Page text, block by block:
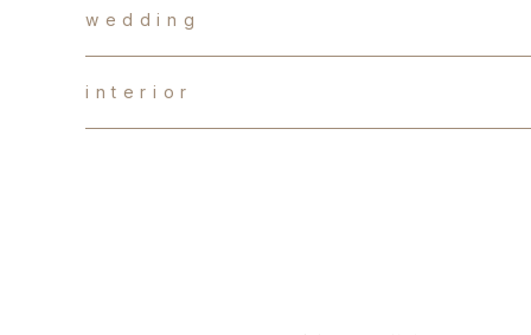
d r y f l o w e r s
か す み 草
b a l l o o n f l o w e r
w e d d i n g
オ ー ダ ー ブ ー ケ
i n t e r i o r